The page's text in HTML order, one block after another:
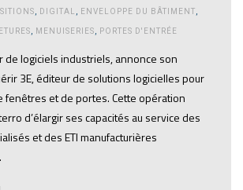
DIGITAL ENVELOPPE DU BÂTIMENT
MENUISERIES PORTES D'ENTRÉE
de logiciels industriels, annonce son
3E, éditeur de solutions logicielles pour
fenêtres et de portes. Cette opération
d’élargir ses capacités au service des
et des ETI manufacturières